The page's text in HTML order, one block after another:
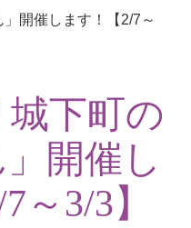
」開催します！【2/7～
城下町の
開催し
～3/3】